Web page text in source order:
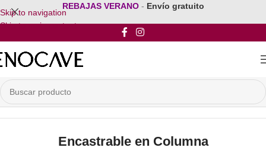
Skip to navigation
Skip to main content
REBAJAS VERANO - Envío gratuito
Inicio/Vinoteca Encastrable/Encastrable en Columna
Encastrable en Columna